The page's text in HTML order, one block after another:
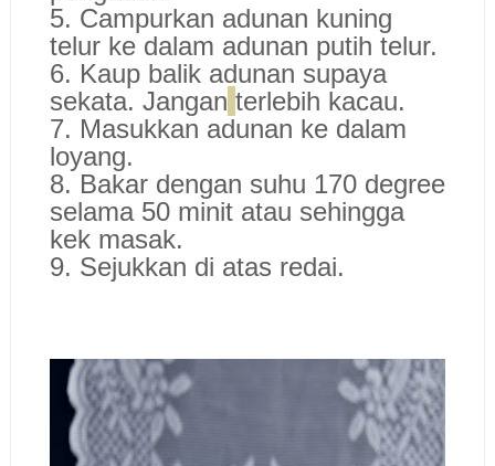
5. Campurkan adunan kuning
telur ke dalam adunan putih telur.
6. Kaup balik adunan supaya
sekata. Jangan terlebih kacau.
7. Masukkan adunan ke dalam
loyang.
8. Bakar dengan suhu 170 degree
selama 50 minit atau sehingga
kek masak.
9. Sejukkan di atas redai.